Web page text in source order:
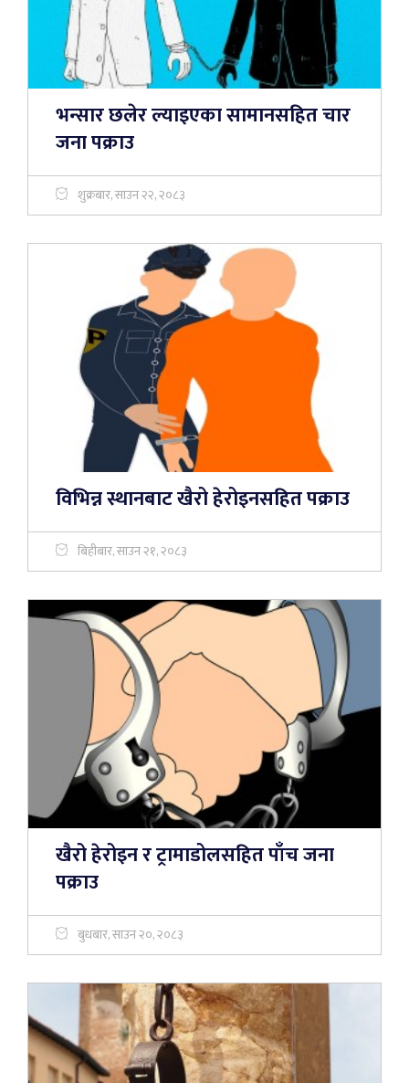
भन्सार छलेर ल्याइएका सामानसहित चार
जना पक्राउ
शुक्रबार, साउन २२, २०८३
विभिन्न स्थानबाट खैरो हेरोइनसहित पक्राउ
बिहीबार, साउन २१, २०८३
खैरो हेरोइन र ट्रामाडोलसहित पाँच जना
पक्राउ
बुधबार, साउन २०, २०८३